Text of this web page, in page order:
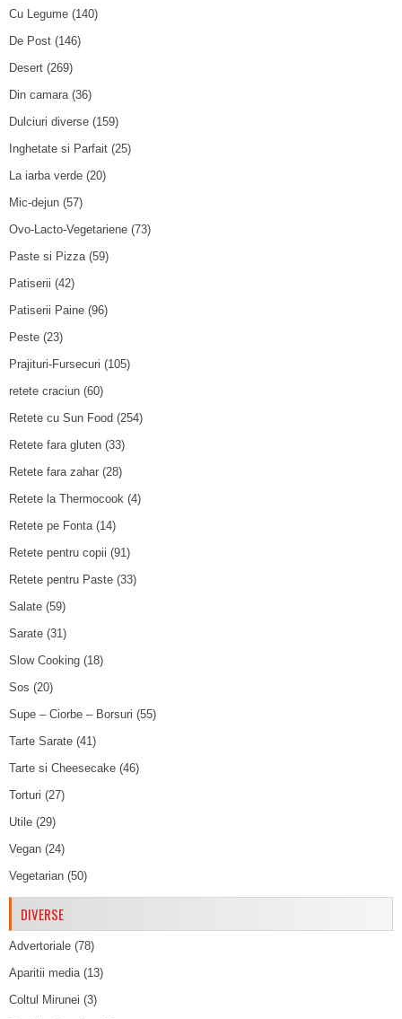
Cu Legume (140)
De Post (146)
Desert (269)
Din camara(36)
Dulciuri diverse (159)
Inghetate si Parfait (25)
La iarba verde (20)
Mic-dejun (57)
Ovo-Lacto-Vegetariene (73)
Paste si Pizza(59)
Patiserii (42)
Patiserii Paine (96)
Peste (23)
Prajituri-Fursecuri (105)
retete craciun (60)
Retete cu Sun Food (254)
Retete fara gluten (33)
Retete fara zahar (28)
Retete la Thermocook (4)
Retete pe Fonta(14)
Retete pentru copii (91)
Retete pentru Paste (33)
Salate (59)
Sarate (31)
Slow Cooking (18)
Sos (20)
Supe – Ciorbe – Borsuri (55)
Tarte Sarate (41)
Tarte si Cheesecake (46)
Torturi (27)
Utile (29)
Vegan (24)
Vegetarian (50)
DIVERSE
Advertoriale (78)
Aparitii media(13)
Coltul Mirunei (3)